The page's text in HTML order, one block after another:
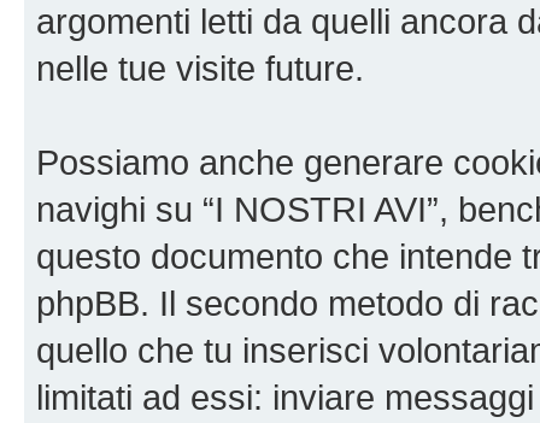
argomenti letti da quelli ancora
nelle tue visite future.
Possiamo anche generare
navighi su “I NOSTRI AVI”,
questo documento che intende
phpBB. Il secondo metodo di
quello che tu inserisci
limitati ad essi: inviare